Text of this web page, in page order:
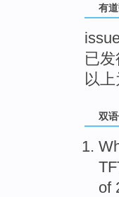
有
已
以
双
of